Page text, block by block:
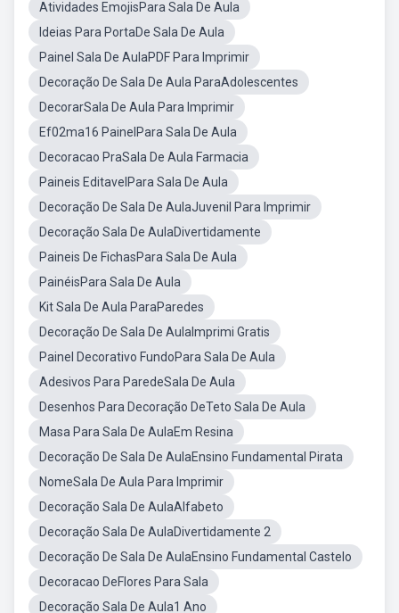
Atividades EmojisPara Sala De Aula
Ideias Para PortaDe Sala De Aula
Painel Sala De AulaPDF Para Imprimir
Decoração De Sala De Aula ParaAdolescentes
DecorarSala De Aula Para Imprimir
Ef02ma16 PainelPara Sala De Aula
Decoracao PraSala De Aula Farmacia
Paineis EditavelPara Sala De Aula
Decoração De Sala De AulaJuvenil Para Imprimir
Decoração Sala De AulaDivertidamente
Paineis De FichasPara Sala De Aula
PainéisPara Sala De Aula
Kit Sala De Aula ParaParedes
Decoração De Sala De AulaImprimi Gratis
Painel Decorativo FundoPara Sala De Aula
Adesivos Para ParedeSala De Aula
Desenhos Para Decoração DeTeto Sala De Aula
Masa Para Sala De AulaEm Resina
Decoração De Sala De AulaEnsino Fundamental Pirata
NomeSala De Aula Para Imprimir
Decoração Sala De AulaAlfabeto
Decoração Sala De AulaDivertidamente 2
Decoração De Sala De AulaEnsino Fundamental Castelo
Decoracao DeFlores Para Sala
Decoração Sala De Aula1 Ano